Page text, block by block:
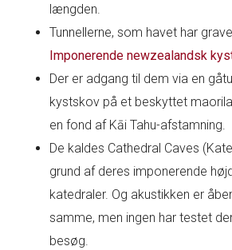
længden.
Tunnellerne, som havet har
Imponerende newzealandsk
Der er adgang til dem via en
kystskov på et beskyttet
en fond af Kāi Tahu-afstamning.
De kaldes Cathedral Caves
grund af deres imponerende
katedraler. Og akustikken er
samme, men ingen har testet
besøg.